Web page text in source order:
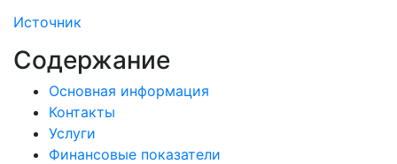
Источник
Содержание
Основная информация
Контакты
Услуги
Финансовые показатели